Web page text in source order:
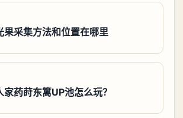
果采集方法和位置在哪里
药莳东篱UP池怎么玩？